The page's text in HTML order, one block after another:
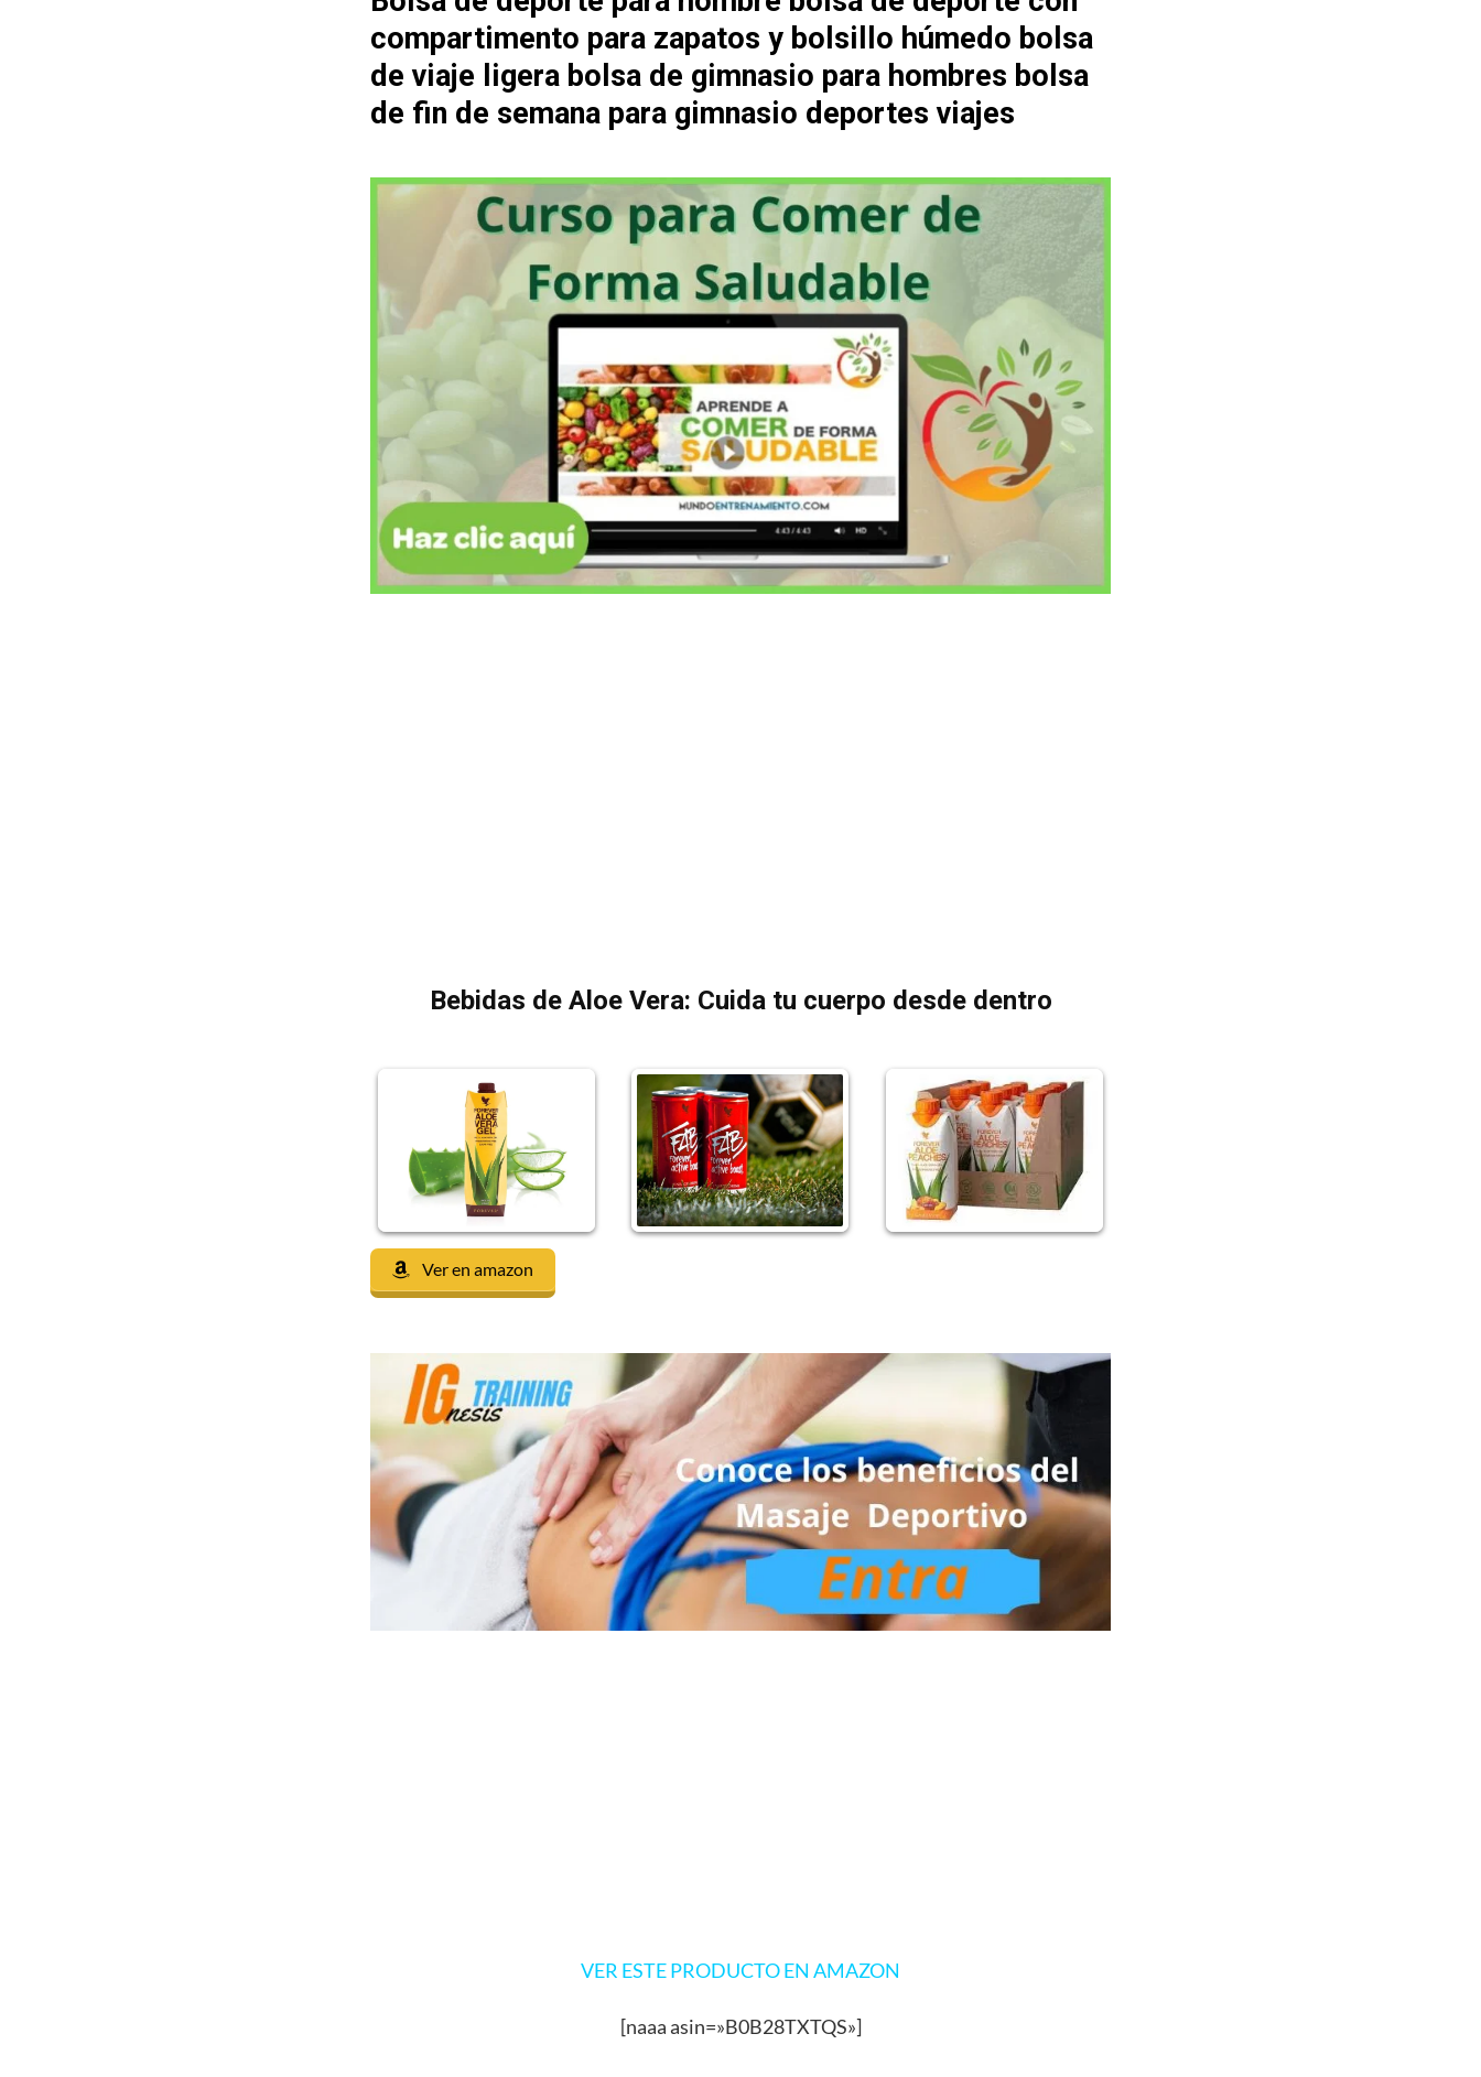
compartimento para zapatos y bolsillo húmedo bolsa
de viaje ligera bolsa de gimnasio para hombres bolsa
de fin de semana para gimnasio deportes viajes
Bebidas de Aloe Vera: Cuida tu cuerpo desde dentro
Ver en amazon
VER ESTE PRODUCTO EN AMAZON
[naaa asin=»B0B28TXTQS»]